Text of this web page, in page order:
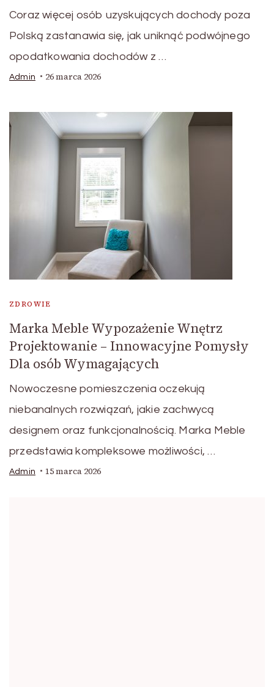
Coraz więcej osób uzyskujących dochody poza
Polską zastanawia się, jak uniknąć podwójnego
opodatkowania dochodów z …
Admin 26 marca 2026
ZDROWIE
Marka Meble Wypozażenie Wnętrz
Projektowanie – Innowacyjne Pomysły
Dla osób Wymagających
Nowoczesne pomieszczenia oczekują
niebanalnych rozwiązań, jakie zachwycą
designem oraz funkcjonalnością. Marka Meble
przedstawia kompleksowe możliwości, …
Admin 15 marca 2026